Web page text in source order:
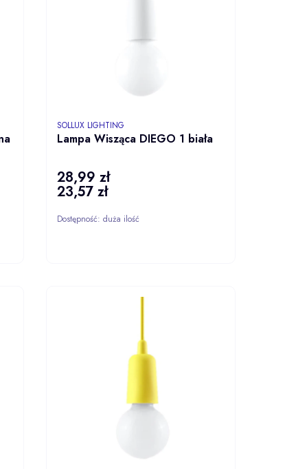
Lampa Wisząca DIEGO 1 biała
PRODUCENT
SOLLUX LIGHTING
Cena
28,99 zł
Cena
23,57 zł
Dostępność: duża ilość